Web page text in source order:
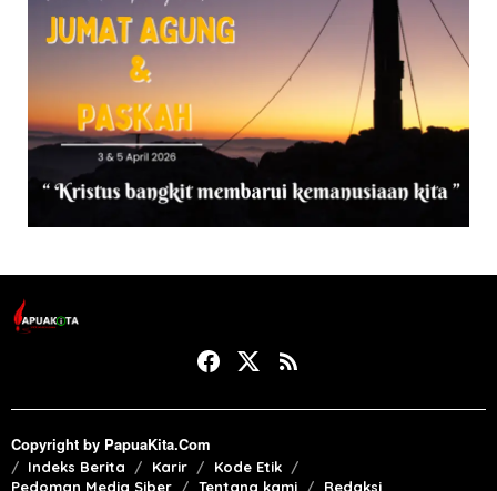
Copyright by PapuaKita.Com
Indeks Berita Karir
Kode Etik
Pedoman Media Siber
Tentang kami Redaksi